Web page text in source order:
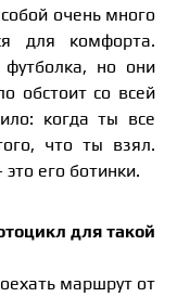
очень много
для комфорта.
но они
обстоит со всей
когда ты все
что ты взял.
его ботинки.
для такой
маршрут от